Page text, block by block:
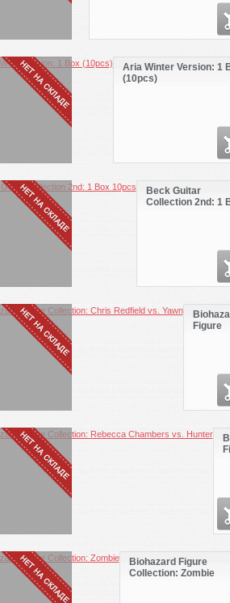
Aria Winter Version: 1
(10pcs)
Beck Guitar
Collection 2nd: 1
Figure
Biohazard Figure
Collection: Zombie